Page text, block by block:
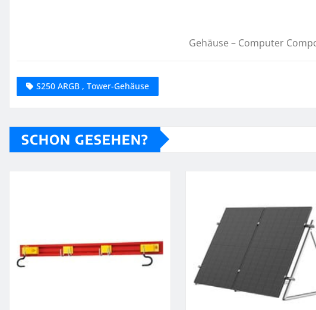
Gehäuse – Computer
S250 ARGB , Tower-Gehäuse
SCHON GESEHEN?